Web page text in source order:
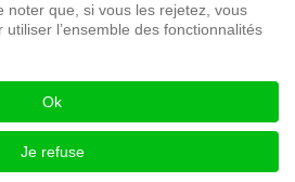
du Haras de Cazeau asbl
noter que, si vous les rejetez, vous
l’ensemble des fonctionnalités
Ok
Je refuse